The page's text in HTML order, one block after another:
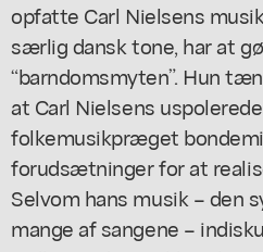
opfatte Carl Nielsens
særlig dansk tone, har at
“barndomsmyten”. Hun
at Carl Nielsens
folkemusikpræget
forudsætninger for at
Selvom hans musik – den
mange af sangene –